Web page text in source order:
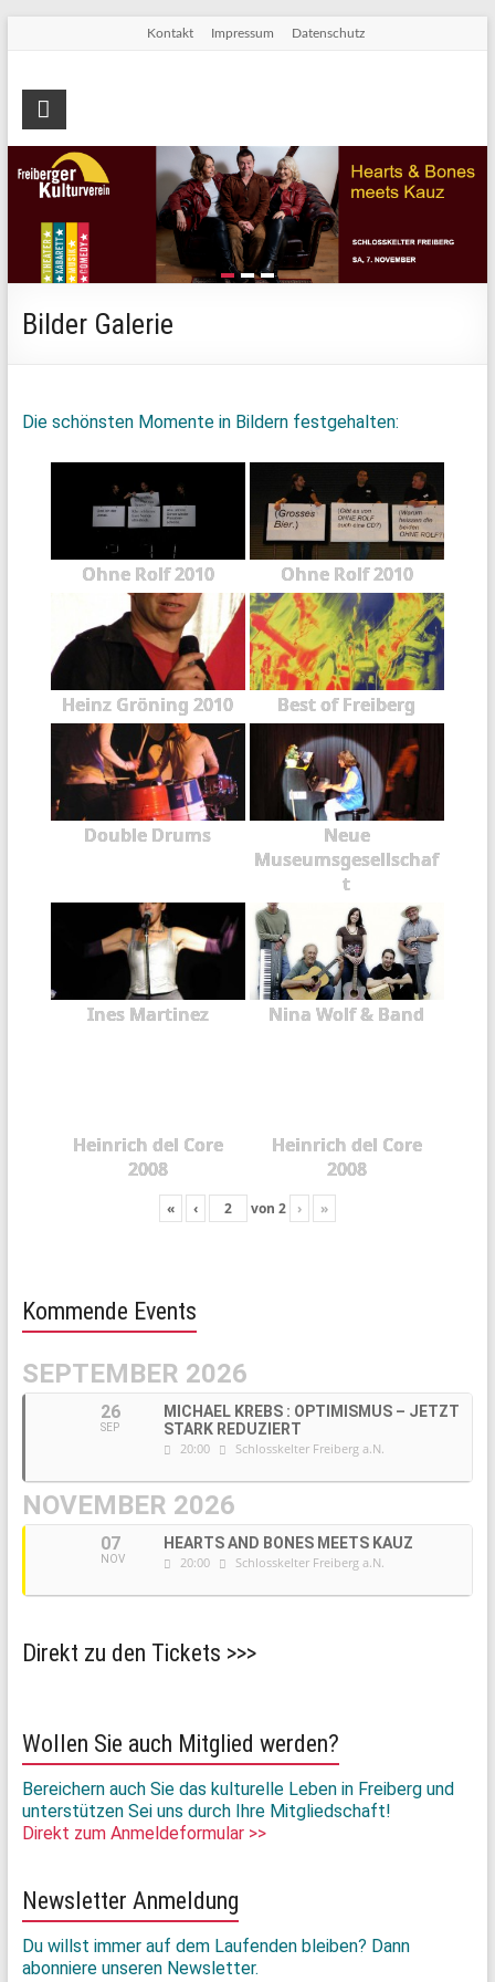
Kontakt Impressum Datenschutz
Freiberger
Kulturverein
e.V.
Die
Seite
für
in
Bilder Galerie
Die schönsten Momente in Bildern festgehalten:
Ohne Rolf 2010 Ohne Rolf 2010
Heinz Gröning 2010 Best of Freiberg
Double Drums
Neue
Museumsgesellschaf
t
Ines Martinez Nina Wolf & Band
Heinrich del Core
2008
Heinrich del Core
2008
« ‹ von 2 › »
Kommende Events
SEPTEMBER 2026
26
SEP
MICHAEL KREBS : OPTIMISMUS – JETZT
STARK REDUZIERT
20:00 Schlosskelter Freiberg a.N.
NOVEMBER 2026
07
NOV
HEARTS AND BONES MEETS KAUZ
20:00 Schlosskelter Freiberg a.N.
Direkt zu den Tickets >>>
Wollen Sie auch Mitglied werden?
Bereichern auch Sie das kulturelle Leben in Freiberg und
unterstützen Sei uns durch Ihre Mitgliedschaft!
Direkt zum Anmeldeformular >>
Newsletter Anmeldung
Du willst immer auf dem Laufenden bleiben? Dann
abonniere unseren Newsletter.